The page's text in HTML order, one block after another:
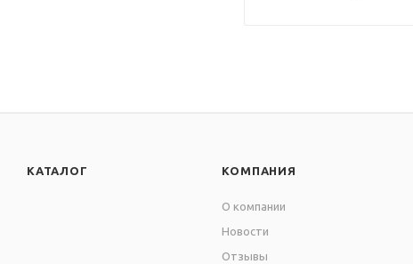
КАТАЛОГ КОМПАНИЯ
О компании
Новости
Отзывы